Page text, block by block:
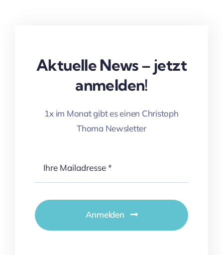
Aktuelle News – jetzt
anmelden!
1x im Monat gibt es einen Christoph
Thoma Newsletter
Anmelden